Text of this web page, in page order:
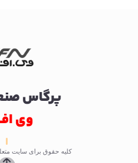
پرگاس
وی
کلیه حقوق برای سایت